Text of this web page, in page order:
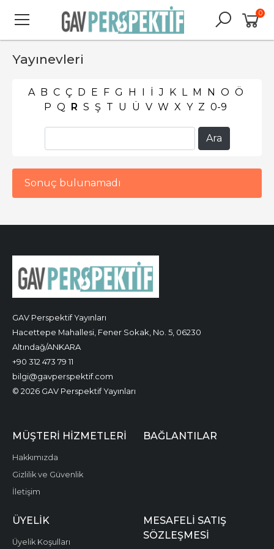
0
Yayınevleri
A B C Ç D E F G H I İ J K L M N O Ö
P Q R S Ş T U Ü V W X Y Z 0-9
Sonuç bulunamadı
GAV Perspektif Yayınları
Hacettepe Mahallesi, Fener Sokak, No. 5, 06230
Altındağ/ANKARA
+90 312 473 79 11
bilgi@gavperspektif.com
© 2026 GAV Perspektif Yayınları
MÜŞTERI HIZMETLERI
Hakkımızda
Gizlilik ve Güvenlik
İletişim
BAĞLANTILAR
ÜYELIK
Üyelik Koşulları
MESAFELI SATIŞ
SÖZLEŞMESI